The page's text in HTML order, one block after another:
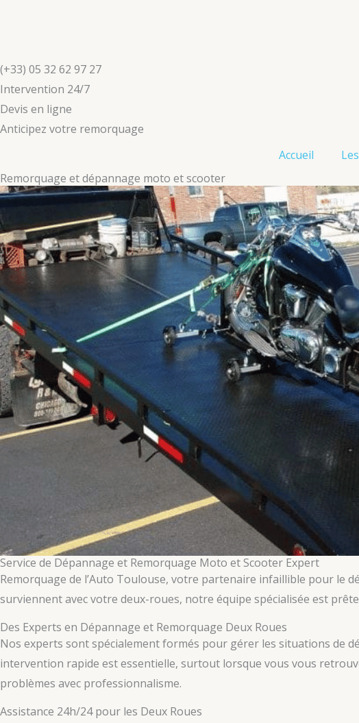
(+33) 05 32 62 97 27
Intervention 24/7
Devis en ligne
Anticipez votre remorquage
Accueil
Remorquage et dépannage moto et scooter
Service de Dépannage et Remorquage Moto et Scooter Expert
Remorquage de l’Auto Toulouse, votre partenaire infaillible pour le
surviennent avec votre deux-roues, notre équipe spécialisée est
Des Experts en Dépannage et Remorquage Deux Roues
Nos experts sont spécialement formés pour gérer les situations de
intervention rapide est essentielle, surtout lorsque vous vous
problèmes avec professionnalisme.
Assistance 24h/24 pour les Deux Roues